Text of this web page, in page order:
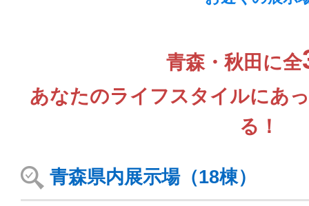
青森・秋田に全
あなたのライフスタイルにあ
る！
青森県内展示場（18棟）